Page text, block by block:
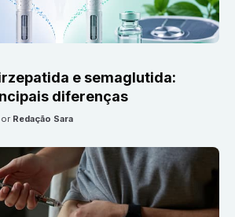
e semaglutida:
diferenças
Redação Sara